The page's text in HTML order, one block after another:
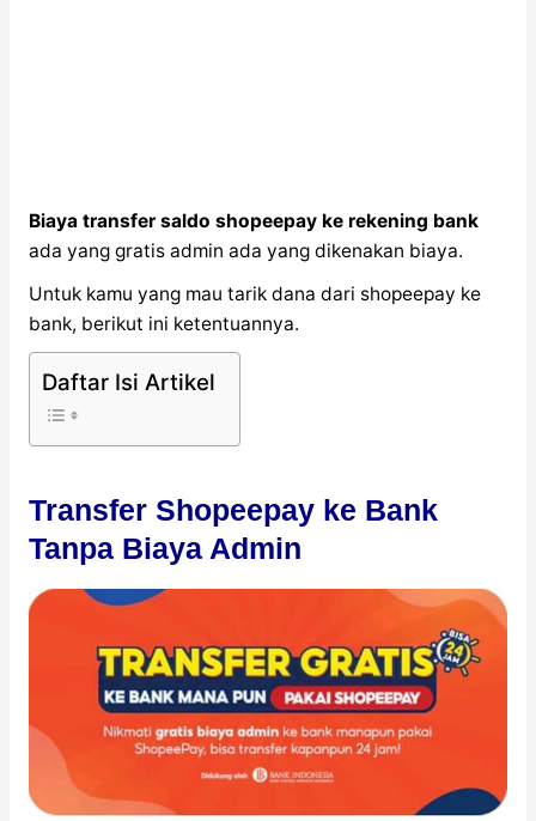
Biaya transfer saldo shopeepay ke rekening bank
ada yang gratis admin ada yang dikenakan biaya.
Untuk kamu yang mau tarik dana dari shopeepay ke
bank, berikut ini ketentuannya.
Daftar Isi Artikel
Transfer Shopeepay ke Bank
Tanpa Biaya Admin